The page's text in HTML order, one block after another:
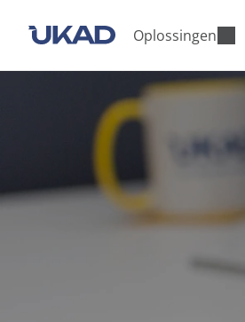
a
n
m
e
n
Oplossingen